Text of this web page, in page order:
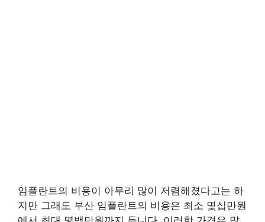
임플란트의 비용이 아무리 많이 저렴해졌다고는 하
지만 그래도 부산 임플란트의 비용은 최소 몇십만원